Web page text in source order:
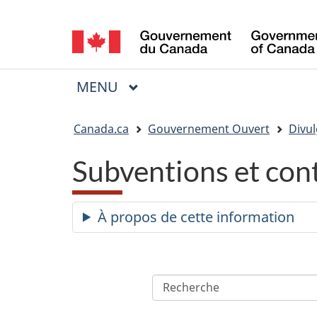
de
la
langue
Menu
MENU PRINCIPAL
Canada.ca Gouvernement Ouvert
Subventions et
À propos de cette information